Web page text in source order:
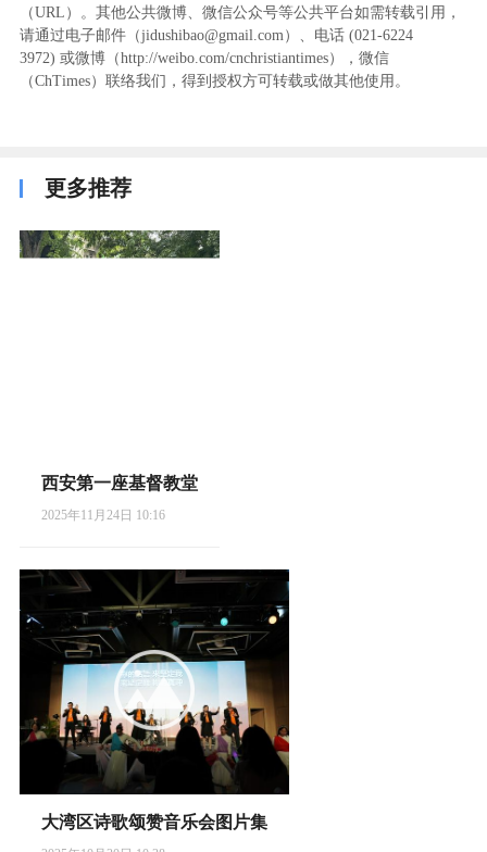
（URL）。其他公共微博、微信公众号等公共平台如需转载引用，
请通过电子邮件（jidushibao@gmail.com）、电话 (021-6224
3972) ‬或微博（http://weibo.com/cnchristiantimes），微信
（ChTimes）联络我们，得到授权方可转载或做其他使用。
更多推荐
西安第一座基督教堂
2025年11月24日 10:16
大湾区诗歌颂赞音乐会图片集